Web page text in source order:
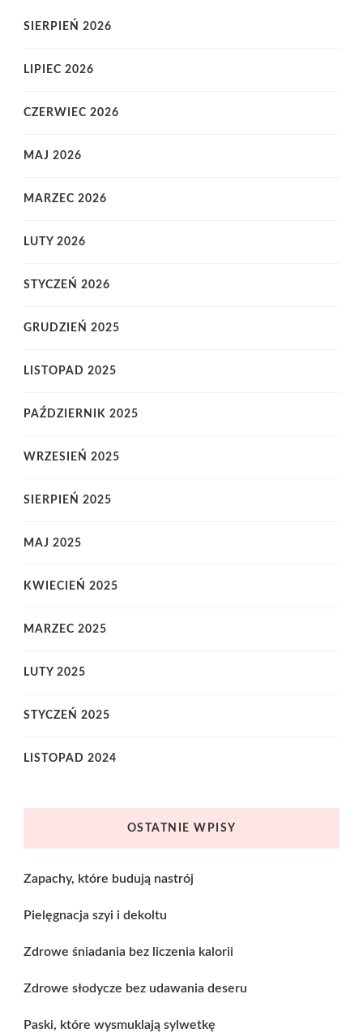
SIERPIEŃ 2026
LIPIEC 2026
CZERWIEC 2026
MAJ 2026
MARZEC 2026
LUTY 2026
STYCZEŃ 2026
GRUDZIEŃ 2025
LISTOPAD 2025
PAŹDZIERNIK 2025
WRZESIEŃ 2025
SIERPIEŃ 2025
MAJ 2025
KWIECIEŃ 2025
MARZEC 2025
LUTY 2025
STYCZEŃ 2025
LISTOPAD 2024
OSTATNIE WPISY
Zapachy, które budują nastrój
Pielęgnacja szyi i dekoltu
Zdrowe śniadania bez liczenia kalorii
Zdrowe słodycze bez udawania deseru
Paski, które wysmuklają sylwetkę